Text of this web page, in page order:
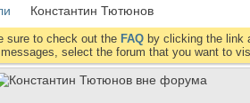
Константин Тютюнов
sure to check out the FAQ by clicking the link
select the forum that you want to